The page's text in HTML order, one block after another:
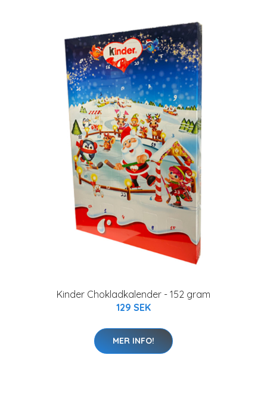
Kinder Chokladkalender - 152 gram
129 SEK
MER INFO!